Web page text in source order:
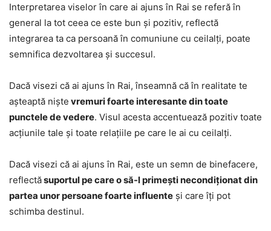
Interpretarea viselor în care ai ajuns în Rai se referă în
general la tot ceea ce este bun și pozitiv, reflectă
integrarea ta ca persoană în comuniune cu ceilalți, poate
semnifica dezvoltarea și succesul.
Dacă visezi că ai ajuns în Rai, înseamnă că în realitate te
așteaptă niște vremuri foarte interesante din toate
punctele de vedere. Visul acesta accentuează pozitiv toate
acțiunile tale și toate relațiile pe care le ai cu ceilalți.
Dacă visezi că ai ajuns în Rai, este un semn de binefacere,
reflectăsuportul pe care o să-l primești necondiționat din
partea unor persoane foarte influente și care îți pot
schimba destinul.